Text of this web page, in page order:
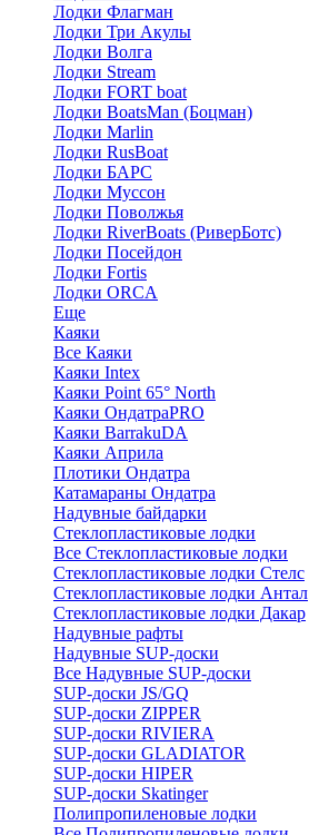
Лодки Флагман
Лодки Три Акулы
Лодки Волга
Лодки Stream
Лодки FORT boat
Лодки BoatsMan (Боцман)
Лодки Marlin
Лодки RusBoat
Лодки БАРС
Лодки Муссон
Лодки Поволжья
Лодки RiverBoats (РиверБотс)
Лодки Посейдон
Лодки Fortis
Лодки ORCA
Еще
Каяки
Все Каяки
Каяки Intex
Каяки Point 65° North
Каяки ОндатраPRO
Каяки BarrakuDA
Каяки Априла
Плотики Ондатра
Катамараны Ондатра
Надувные байдарки
Стеклопластиковые лодки
Все Стеклопластиковые лодки
Стеклопластиковые лодки Стелс
Стеклопластиковые лодки Антал
Стеклопластиковые лодки Дакар
Надувные рафты
Надувные SUP-доски
Все Надувные SUP-доски
SUP-доски JS/GQ
SUP-доски ZIPPER
SUP-доски RIVIERA
SUP-доски GLADIATOR
SUP-доски HIPER
SUP-доски Skatinger
Полипропиленовые лодки